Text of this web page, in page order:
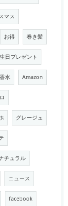
マス
お得 巻き髪
日プレゼント
香水 Amazon
グレージュ
チュラル
ニュース
facebook